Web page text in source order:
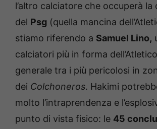
l’altro calciatore che occuperà la
del Psg (quella mancina
stiamo riferendo a Samuel Lino,
calciatori più in forma
generale tra i più pericolosi in
dei Colchoneros. Hakimi
molto l’intraprendenza e
punto di vista fisico: le 45